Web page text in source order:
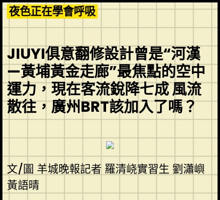
Skip
to
content
夜色正在學會呼吸
JIUYI俱意翻修設計曾是“河漢
—黃埔黃金走廊”最焦點的空中
運力，現在客流銳降七成 風流
散往，廣州BRT該加入了嗎？
文/圖 羊城晚報記者 羅清峣實習生 劉瀟嶼
黃語晴